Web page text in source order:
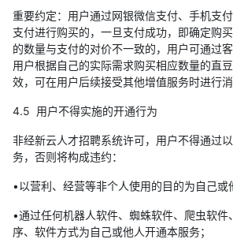
重要约定：用户通过网银微信支付、手机支
支付进行购买的，一旦支付成功，即确定购
的数量与支付的对价不一致的，用户可通过
用户根据自己的实际需求购买相应数量的直
效，可在用户后续接受其他增值服务时进行消
4.5 用户不得实施的开通行为
非经新云人才招聘系统许可，用户不得通过
务，否则将构成违约：
•以营利、经营等非个人使用的目的为自己或
•通过任何机器人软件、蜘蛛软件、爬虫软件
序、软件方式为自己或他人开通本服务；